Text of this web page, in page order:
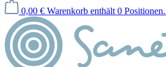
0,00 € Warenkorb enthält 0